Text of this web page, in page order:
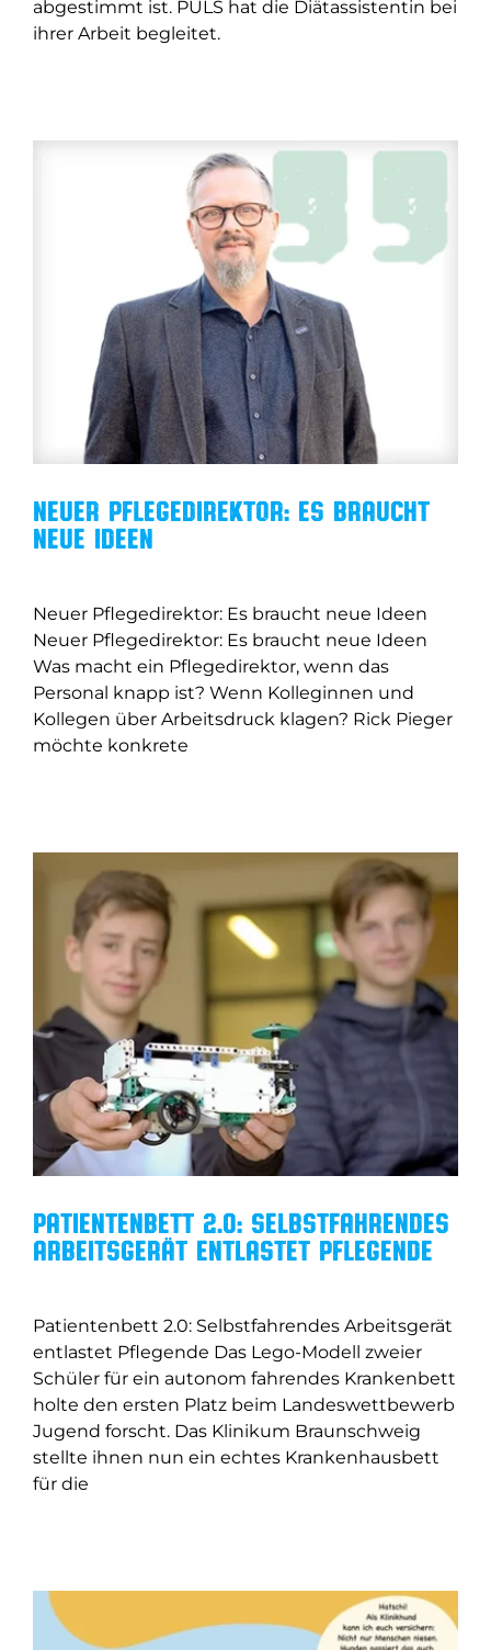
abgestimmt ist. PULS hat die Diätassistentin bei
ihrer Arbeit begleitet.
Neuer Pflegedirektor: Es braucht
neue Ideen
Neuer Pflegedirektor: Es braucht neue Ideen
Neuer Pflegedirektor: Es braucht neue Ideen
Was macht ein Pflegedirektor, wenn das
Personal knapp ist? Wenn Kolleginnen und
Kollegen über Arbeitsdruck klagen? Rick Pieger
möchte konkrete
Patientenbett 2.0: Selbstfahrendes
Arbeitsgerät entlastet Pflegende
Patientenbett 2.0: Selbstfahrendes Arbeitsgerät
entlastet Pflegende Das Lego-Modell zweier
Schüler für ein autonom fahrendes Krankenbett
holte den ersten Platz beim Landeswettbewerb
Jugend forscht. Das Klinikum Braunschweig
stellte ihnen nun ein echtes Krankenhausbett
für die